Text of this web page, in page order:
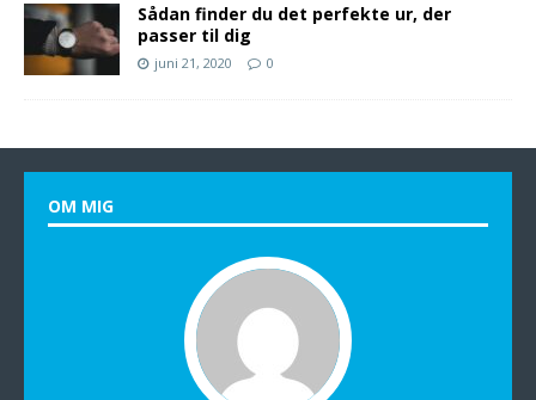
Sådan finder du det perfekte ur, der
passer til dig
juni 21, 2020 0
OM MIG